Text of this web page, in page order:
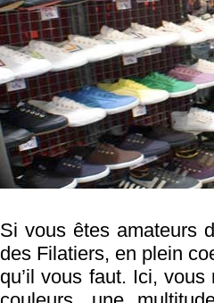
Si vous êtes amateurs
des Filatiers, en plein
qu’il vous faut. Ici,